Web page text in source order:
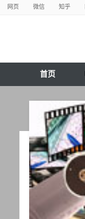
网页 微信 知乎
首页